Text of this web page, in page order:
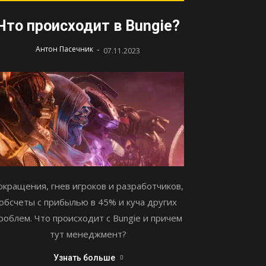
происходит в Bungie?
Антон Пасечник - 07.11.2023
гнев игроков и разработчиков,
с прибылью в 45% и куча других
Что происходит с Bungie и причем
тут менеджмент?
Узнать больше